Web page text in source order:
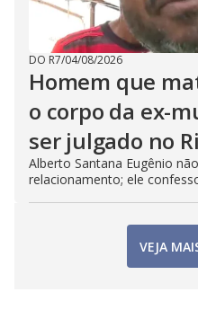
DO R7/04/08/2026
Homem que
o corpo da ex-
ser julgado no
Alberto Santana Eugênio
relacionamento; ele
VEJA